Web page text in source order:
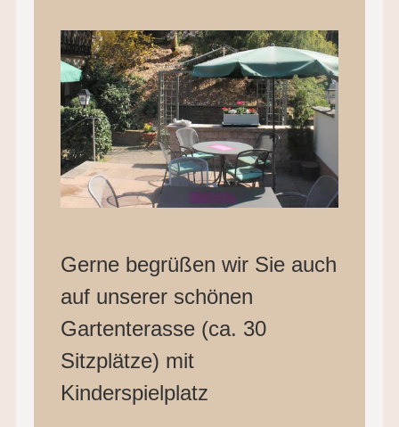
Gerne begrüßen wir Sie auch
auf unserer schönen
Gartenterasse (ca. 30
Sitzplätze) mit
Kinderspielplatz